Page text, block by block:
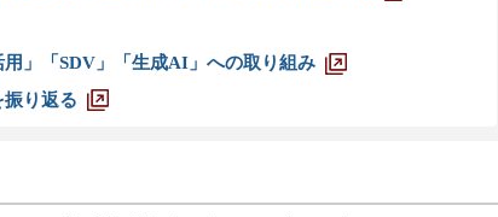
」「SDV」「生成AI」への取り組み
振り返る